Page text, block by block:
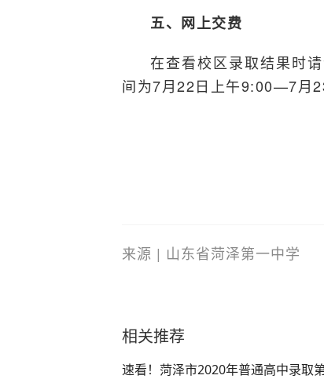
五、网上交费
在查看校区录取结果时
间为7月22日上午9:00—7月
来源 | 山东省菏泽第一中学
相关推荐
速看！菏泽市2020年普通高中录取